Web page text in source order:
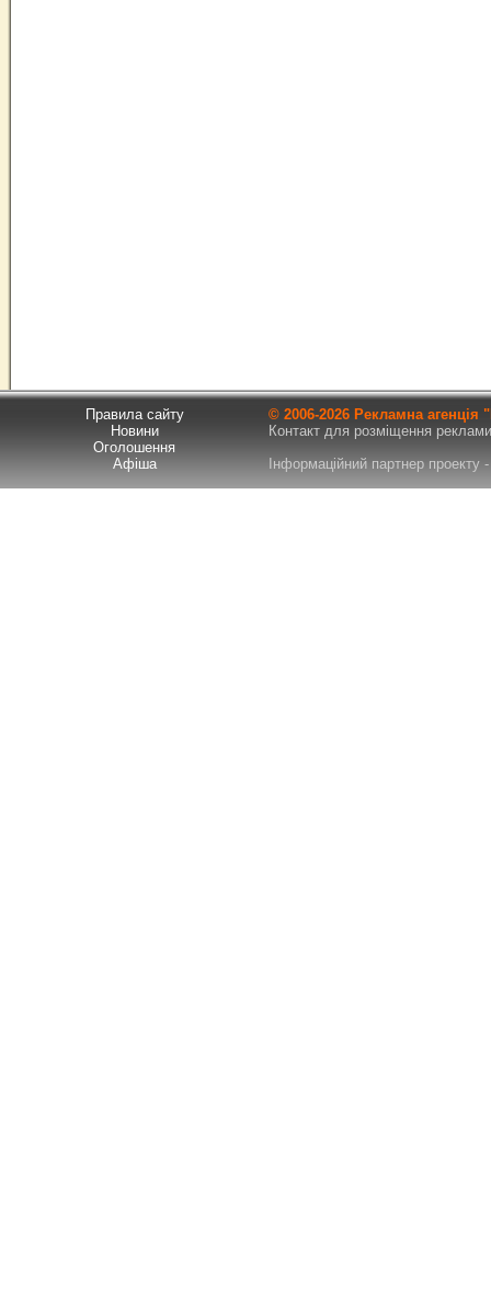
Правила сайту
Новини
Оголошення
Афіша
© 2006-2026 Рекламна
Контакт для розміщення
Інформаційний партнер проекту